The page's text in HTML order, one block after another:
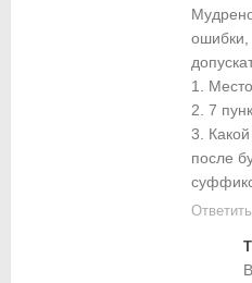
ошибки,
1.
2. 7
3.
после
Ответить